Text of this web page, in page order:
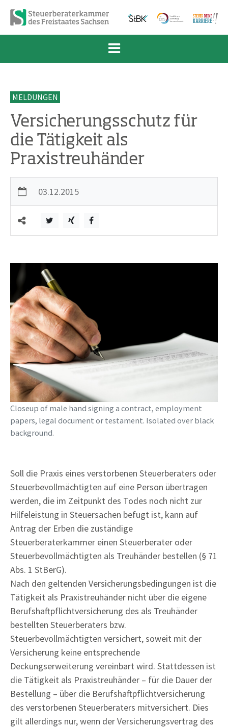
Zum Inhalt springen
Zur Navigation springen
Zum Fußbereich und Kontakt springen
MELDUNGEN
Versicherungsschutz für
die Tätigkeit als
Praxistreuhänder
03.12.2015
Closeup of male hand signing a contract, employment
papers, legal document or testament. Isolated over black
background.
Soll die Praxis eines verstorbenen Steuerberaters oder
Steuerbevollmächtigten auf eine Person übertragen
werden, die im Zeitpunkt des Todes noch nicht zur
Hilfeleistung in Steuersachen befugt ist, kann auf
Antrag der Erben die zuständige
Steuerberaterkammer einen Steuerberater oder
Steuerbevollmächtigten als Treuhänder bestellen (§ 71
Abs. 1 StBerG).
Nach den geltenden Versicherungsbedingungen ist die
Tätigkeit als Praxistreuhänder nicht über die eigene
Berufshaftpflichtversicherung des als Treuhänder
bestellten Steuerberaters bzw.
Steuerbevollmächtigten versichert, soweit mit der
Versicherung keine entsprechende
Deckungserweiterung vereinbart wird. Stattdessen ist
die Tätigkeit als Praxistreuhänder – für die Dauer der
Bestellung – über die Berufshaftpflichtversicherung
des verstorbenen Steuerberaters mitversichert. Dies
gilt allerdings nur, wenn der Versicherungsvertrag des